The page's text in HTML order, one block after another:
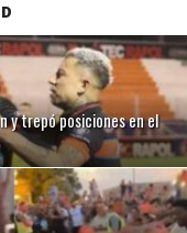
y trepó posiciones en el